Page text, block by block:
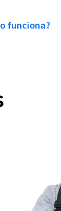
funciona?